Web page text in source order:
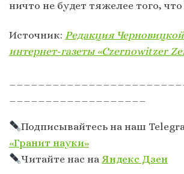
ничто не будет тяжелее того,
Источник: Редакция
интернет-газеты «Czernowitzer
Подписывайтесь на наш
«Гранит науки»
Читайте нас наЯндекс Дзен